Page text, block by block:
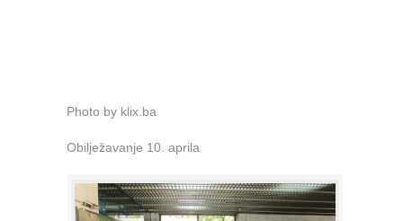
Photo by klix.ba
Obilježavanje 10. aprila